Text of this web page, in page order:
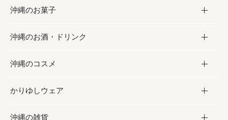
お肉
海産物
缶詰／パウチ
沖縄料理
沖縄そば／乾麺
レトルト食品
乾物／粉類
調味料
砂糖／黒砂糖
塩
お酢／ドレッシング
しょうゆ
沖縄のお菓子
お菓子
黒糖
ちんすこう
伝統菓子
沖縄のお酒・ドリンク
お酒・ドリンク
泡盛
ビール・チューハイ
沖縄のコスメ
コスメ
スキンケア
かりゆしウェア
かりゆしウェア
沖縄の雑貨